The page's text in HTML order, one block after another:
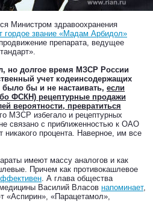
Министром здравоохранения
гордое звание «Мадам Арбидол»
препарата, ведущее
но долгое время МЗСР России
учет кодеинсодержащих
было бы и не настаивать, если
ФСКН) рецептурные продажи
вероятности, превратиться
МЗСР избегало и рецептурных
связано с приближенностью к ОАО
никакого процента. Наверное, им все
имеют массу аналогов и как
Причем как противокашлевое
. А глава общества
Василий Власов напоминает,
«Аспирин», «Парацетамол»,